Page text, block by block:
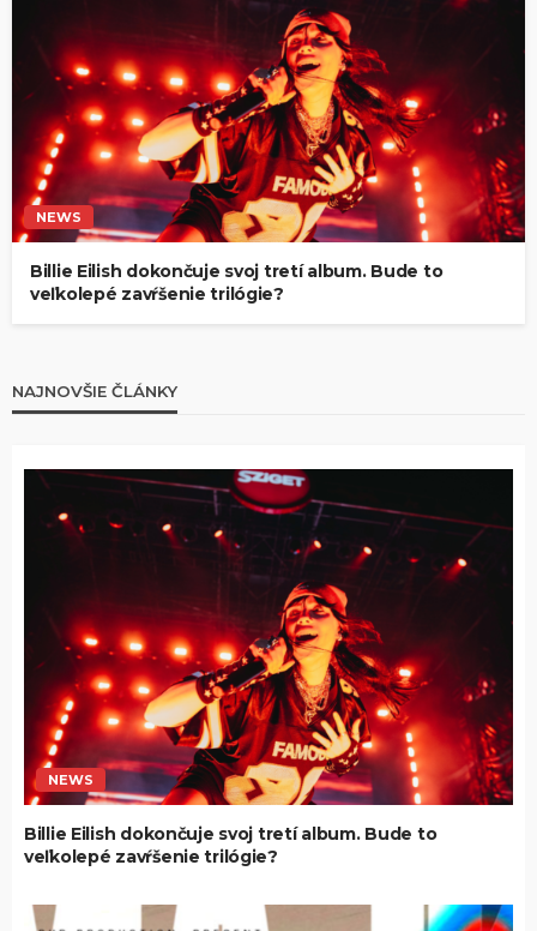
NEWS
Billie Eilish dokončuje svoj tretí album. Bude to
veľkolepé zavŕšenie trilógie?
NAJNOVŠIE ČLÁNKY
NEWS
Billie Eilish dokončuje svoj tretí album. Bude to
veľkolepé zavŕšenie trilógie?